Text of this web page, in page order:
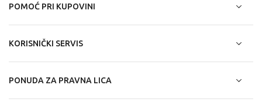
POMOĆ PRI KUPOVINI
KORISNIČKI SERVIS
PONUDA ZA PRAVNA LICA